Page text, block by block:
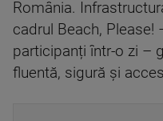
România.
cadrul Beach,
participanți într-o zi –
fluentă, sigură și